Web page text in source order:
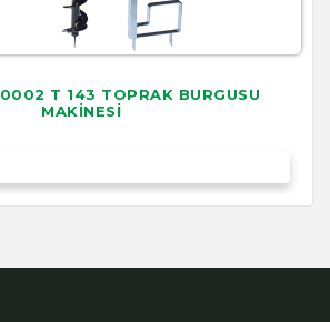
T 143 TOPRAK BURGUSU
MAKİNESİ